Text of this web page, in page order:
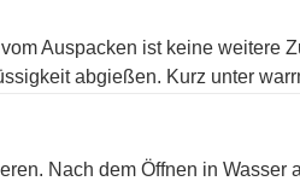
Auspacken ist keine weitere
abgießen. Kurz unter
Nach dem Öffnen in Wasser